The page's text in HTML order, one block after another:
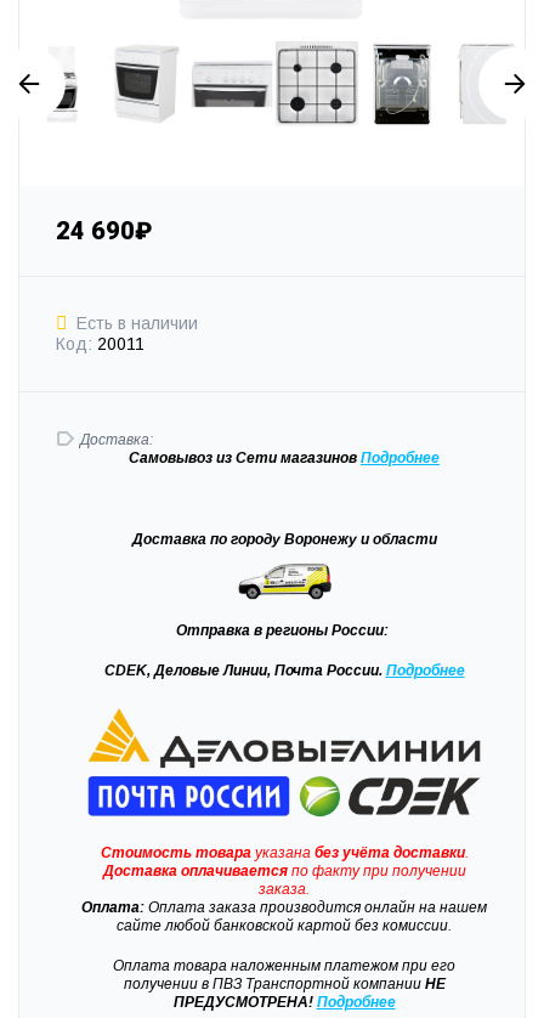
24 690₽
Есть в наличии
Код: 20011
Доставка:
Самовывоз из Сети магазинов Подробнее
Доставка по городу Воронежу и области
Отправка в регионы России:
CDEK, Деловые Линии, Почта России. Подробнее
Стоимость товарауказана без учёта доставки.
Доставкаоплачиваетсяпо факту при получении
заказа.
Оплата: Оплата заказа производится онлайн на нашем
сайте любой банковской картой без комиссии.
Оплата товара наложенным платежом при его
получении в ПВЗ Транспортной компанииНЕ
ПРЕДУСМОТРЕНА! Подробнее